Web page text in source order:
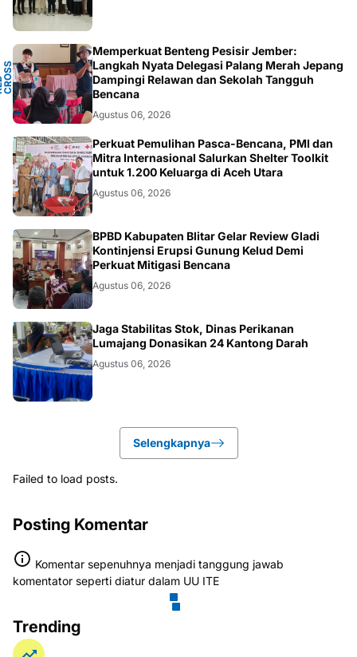
N
S
TY
Memperkuat Benteng Pesisir Jember:
Langkah Nyata Delegasi Palang Merah Jepang
Dampingi Relawan dan Sekolah Tangguh
Bencana
Agustus 06, 2026
ACEH
Perkuat Pemulihan Pasca-Bencana, PMI dan
Mitra Internasional Salurkan Shelter Toolkit
untuk 1.200 Keluarga di Aceh Utara
Agustus 06, 2026
BLITAR
BPBD Kabupaten Blitar Gelar Review Gladi
Kontinjensi Erupsi Gunung Kelud Demi
Perkuat Mitigasi Bencana
Agustus 06, 2026
JATIM
Jaga Stabilitas Stok, Dinas Perikanan
Lumajang Donasikan 24 Kantong Darah
Agustus 06, 2026
Selengkapnya
Failed to load posts.
Posting Komentar
Komentar sepenuhnya menjadi tanggung jawab
komentator seperti diatur dalam UU ITE
Trending